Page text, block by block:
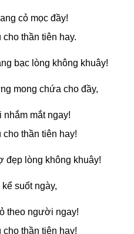
cỏ mọc đầy!
thần tiên hay.
bạc lòng không khuây!
mong chứa cho đầy,
mắt ngay!
thần tiên hay!
đẹp lòng không khuây!
suốt ngày,
theo người ngay!
thần tiên hay!